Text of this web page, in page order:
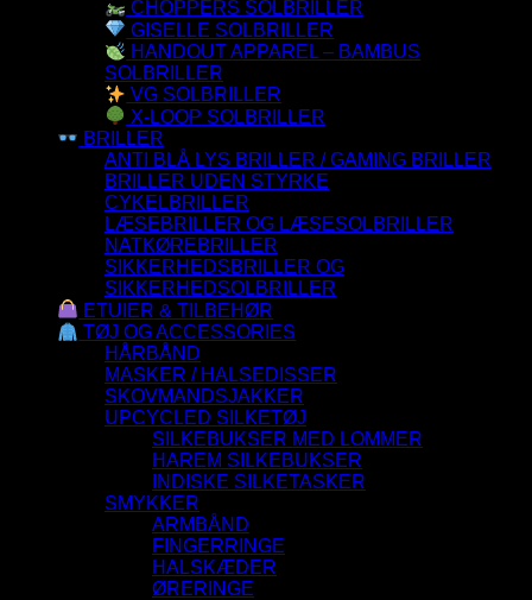
CHOPPERS SOLBRILLER
GISELLE SOLBRILLER
HANDOUT APPAREL – BAMBUS
SOLBRILLER
VG SOLBRILLER
X-LOOP SOLBRILLER
BRILLER
ANTI BLÅ LYS BRILLER / GAMING BRILLER
BRILLER UDEN STYRKE
CYKELBRILLER
LÆSEBRILLER OG LÆSESOLBRILLER
NATKØREBRILLER
SIKKERHEDSBRILLER OG
SIKKERHEDSOLBRILLER
ETUIER & TILBEHØR
TØJ OG ACCESSORIES
HÅRBÅND
MASKER / HALSEDISSER
SKOVMANDSJAKKER
UPCYCLED SILKETØJ
SILKEBUKSER MED LOMMER
HAREM SILKEBUKSER
INDISKE SILKETASKER
SMYKKER
ARMBÅND
FINGERRINGE
HALSKÆDER
ØRERINGE